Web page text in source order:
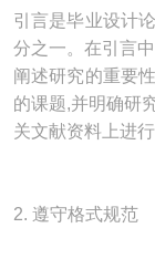
引言是毕业设计
分之一。在引言
阐述研究的重要
的课题,并明确研
关文献资料上进
2. 遵守格式规范